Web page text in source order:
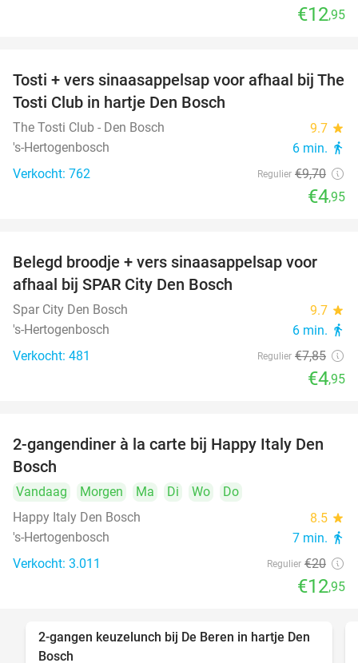
€12,95
49%
Tosti + vers sinaasappelsap voor afhaal bij The
Tosti Club in hartje Den Bosch
The Tosti Club - Den Bosch 9.7 star
's-Hertogenbosch 6 min. directions_walk
Verkocht: 762 Regulier €9,70
€4,95
37%
Belegd broodje + vers sinaasappelsap voor
afhaal bij SPAR City Den Bosch
Spar City Den Bosch 9.7 star
's-Hertogenbosch 6 min. directions_walk
Verkocht: 481 Regulier €7,85
€4,95
35%
2-gangendiner à la carte bij Happy Italy Den
Bosch
Vandaag Morgen Ma Di Wo
Do
Happy Italy Den Bosch
8.5 star
's-Hertogenbosch 7 min. directions_walk
Verkocht: 3.011 Regulier €20
€12,95
43%
2-gangen keuzelunch bij De Beren in hartje Den
Bosch